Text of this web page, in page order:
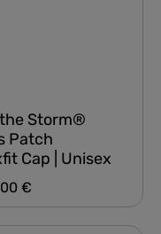
Storm®
Patch
Cap | Unisex
Preis:
€